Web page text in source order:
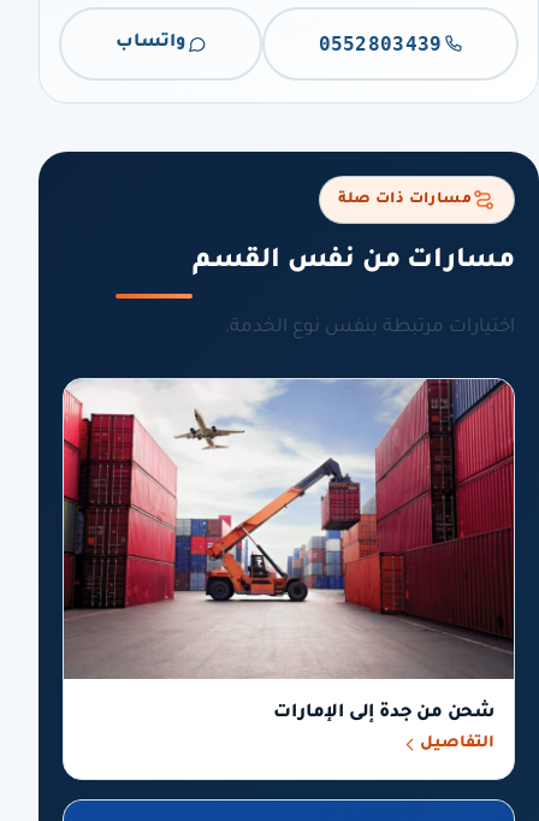
0552803439 واتساب
مسارات ذات صلة
مسارات من نفس القسم
اختيارات مرتبطة بنفس نوع الخدمة.
شحن من جدة إلى الإمارات
التفاصيل